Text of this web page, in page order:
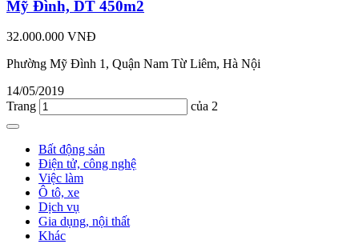
Mỹ Đình, DT 450m2
32.000.000 VNĐ
Phường Mỹ Đình 1, Quận Nam Từ Liêm, Hà Nội
14/05/2019
Trang
của 2
Bất động sản
Điện tử, công nghệ
Việc làm
Ô tô, xe
Dịch vụ
Gia dụng, nội thất
Khác